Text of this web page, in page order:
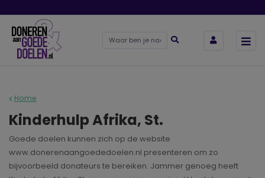
Home
Kinderhulp Afrika, St.
Goede doelen kunnen zich op de website
www.donerenaangoededoelen.nl presenteren om zo
bijvoorbeeld donateurs te bereiken. Jammer genoeg heeft